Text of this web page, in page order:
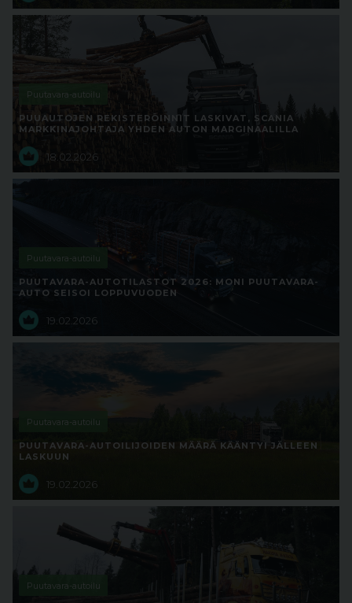
Puutavara-autoilu
PUUAUTOJEN REKISTERÖINNIT LASKIVAT, SCANIA
MARKKINAJOHTAJA YHDEN AUTON MARGINAALILLA
18.02.2026
Puutavara-autoilu
PUUTAVARA-AUTOTILASTOT 2026: MONI PUUTAVARA-
AUTO SEISOI LOPPUVUODEN
19.02.2026
Puutavara-autoilu
PUUTAVARA-AUTOILIJOIDEN MÄÄRÄ KÄÄNTYI JÄLLEEN
LASKUUN
19.02.2026
Puutavara-autoilu